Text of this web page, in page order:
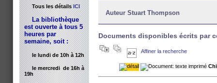
Auteur Stuart Thompson
Documents disponibles écrits par
Affiner la recherche
Tous les détailsICI
La bibliothèque
est ouverte à tous 5
heures par
semaine, soit :
le lundi de 10h à 12h
le mercredi de 16h à
19h